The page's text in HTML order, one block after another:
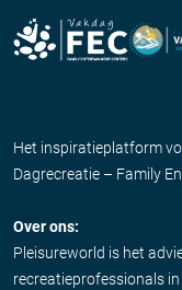
Het inspiratieplatform
Dagrecreatie – Family
Over ons:
Pleisureworld is het
recreatieprofessionals